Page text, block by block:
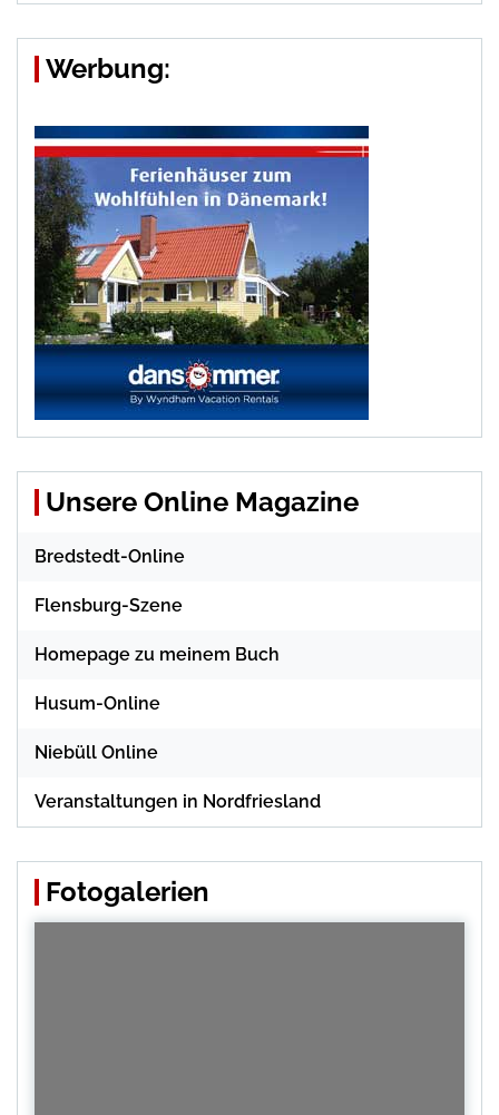
Werbung:
Unsere Online Magazine
Bredstedt-Online
Flensburg-Szene
Homepage zu meinem Buch
Husum-Online
Niebüll Online
Veranstaltungen in Nordfriesland
Fotogalerien